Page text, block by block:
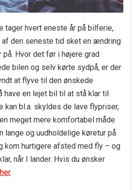
tager hvert eneste år på bilferie,
af den seneste tid sket en ændring
på. Hvor det før i højere grad
bilen og selv kørte sydpå, er der
at flyve til den ønskede
have en lejet bil til at stå klar til
kan bl.a. skyldes de lave flypriser,
meget mere komfortabel måde
lange og uudholdelige køretur på
kom hurtigere afsted med fly – og
når I lander. Hvis du ønsker
.